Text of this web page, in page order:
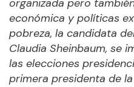
organizada pero
económica y políticas
pobreza, la candidata
Claudia Sheinbaum, se
las elecciones
primera presidenta de